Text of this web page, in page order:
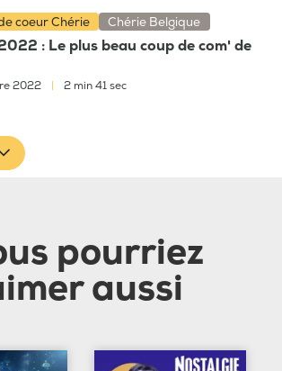
coeur Chérie Chérie Belgique
: Le plus beau coup de com' de
2022 | 2 min 41 sec
pourriez
aussi